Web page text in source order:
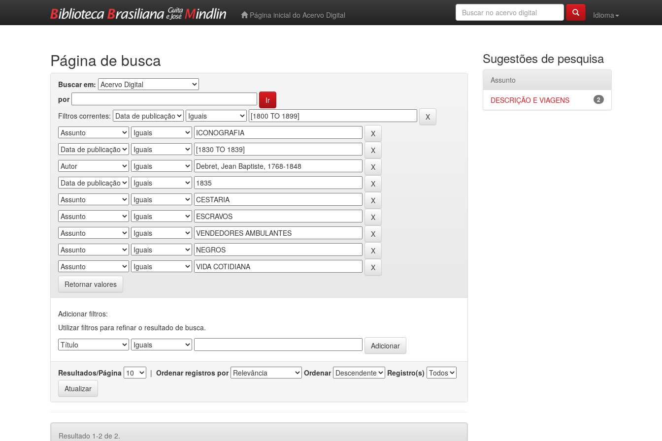
Página inicial do Acervo Digital
Idioma
Página de busca
Buscar em:
por
Filtros correntes:
Retornar valores
Adicionar filtros:
Utilizar filtros para refinar o resultado de busca.
Resultados/Página | Ordenar registros por Ordenar Registro(s)
Resultado 1-2 de 2.
Sugestões de pesquisa
Assunto
2
DESCRIÇÃO E VIAGENS